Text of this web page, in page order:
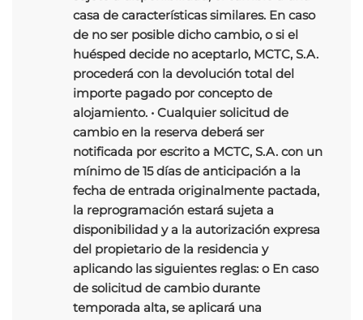
casa de características similares. En caso
de no ser posible dicho cambio, o si el
huésped decide no aceptarlo, MCTC, S.A.
procederá con la devolución total del
importe pagado por concepto de
alojamiento. • Cualquier solicitud de
cambio en la reserva deberá ser
notificada por escrito a MCTC, S.A. con un
mínimo de 15 días de anticipación a la
fecha de entrada originalmente pactada,
la reprogramación estará sujeta a
disponibilidad y a la autorización expresa
del propietario de la residencia y
aplicando las siguientes reglas: o En caso
de solicitud de cambio durante
temporada alta, se aplicará una